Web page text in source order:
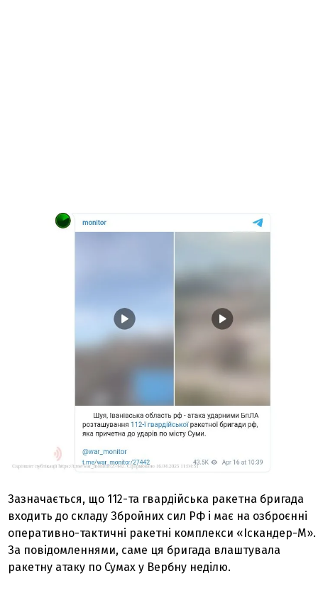
Зазначається, що 112-та гвардійська ракетна бригада
входить до складу Збройних сил РФ і має на озброєнні
оперативно-тактичні ракетні комплекси «Іскандер-М».
За повідомленнями, саме ця бригада влаштувала
ракетну атаку по Сумах у Вербну неділю.